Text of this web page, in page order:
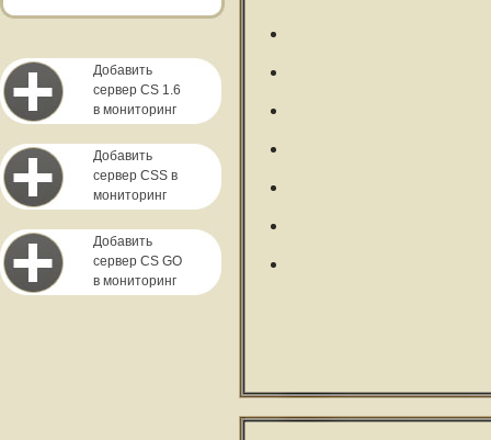
Добавить
сервер CS 1.6
в мониторинг
Добавить
сервер CSS в
мониторинг
Добавить
сервер CS GO
в мониторинг